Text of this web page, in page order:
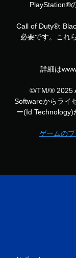
PlayStation®
Call of Duty®:
必要です。これ
詳細は
©/TM/® 2025
Softwareからライ
ー(Id
ゲームの